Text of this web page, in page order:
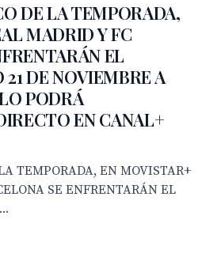
DE LA TEMPORADA,
MADRID Y FC
EL
DE NOVIEMBRE A
PODRÁ
EN CANAL+
TEMPORADA, EN MOVISTAR+
SE ENFRENTARÁN EL